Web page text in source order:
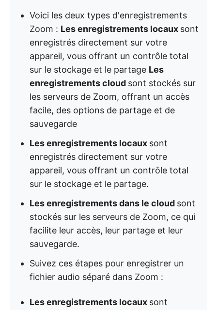
Voici les deux types d'enregistrements
Zoom : Les enregistrements locaux sont
enregistrés directement sur votre
appareil, vous offrant un contrôle total
sur le stockage et le partage Les
enregistrements cloud sont stockés sur
les serveurs de Zoom, offrant un accès
facile, des options de partage et de
sauvegarde
Les enregistrements locaux sont
enregistrés directement sur votre
appareil, vous offrant un contrôle total
sur le stockage et le partage.
Les enregistrements dans le cloud sont
stockés sur les serveurs de Zoom, ce qui
facilite leur accès, leur partage et leur
sauvegarde.
Suivez ces étapes pour enregistrer un
fichier audio séparé dans Zoom :
Les enregistrements locaux sont